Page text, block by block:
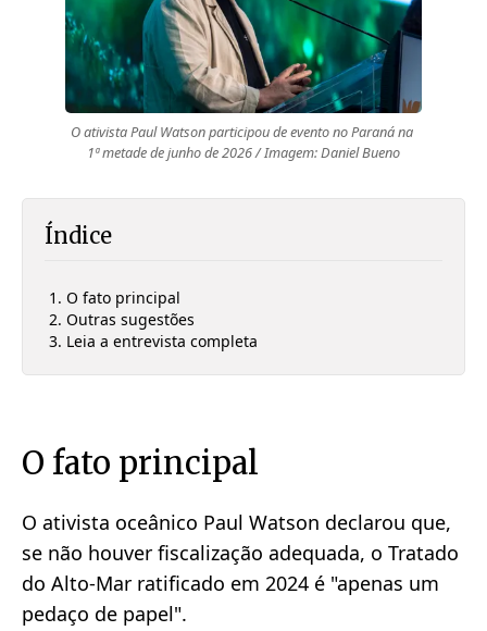
O ativista Paul Watson participou de evento no Paraná na
1ª metade de junho de 2026 / Imagem: Daniel Bueno
Índice
O fato principal
Outras sugestões
Leia a entrevista completa
O fato principal
O ativista oceânico Paul Watson declarou que,
se não houver fiscalização adequada, o Tratado
do Alto-Mar ratificado em 2024 é "apenas um
pedaço de papel".